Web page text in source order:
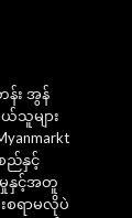
န်း အွန်
သူများ
ည်နှင့်
မှုနှင့်အတူ
းစရာမလိုပဲ